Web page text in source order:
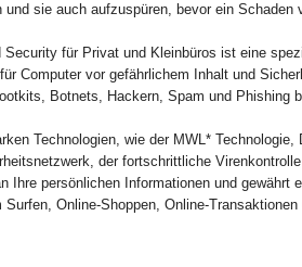
und sie auch aufzuspüren, bevor ein Schaden
für Privat und Kleinbüros ist eine
Computer vor gefährlichem Inhalt und
Botnets, Hackern, Spam und Phishing
Technologien, wie der MWL* Technologie,
der fortschrittliche
Ihre persönlichen Informationen und gewährt
Online-Shoppen, Online-